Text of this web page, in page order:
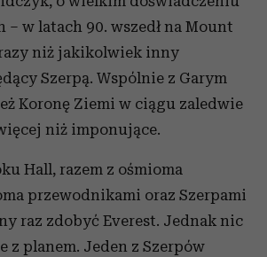
w latach 90. wszedł na Mount
niż jakikolwiek inny
Szerpą. Wspólnie z Garym
Koronę Ziemi w ciągu zaledwie
niż imponujące.
Hall, razem z ośmioma
przewodnikami oraz Szerpami
raz zdobyć Everest. Jednak nic
z planem. Jeden z Szerpów